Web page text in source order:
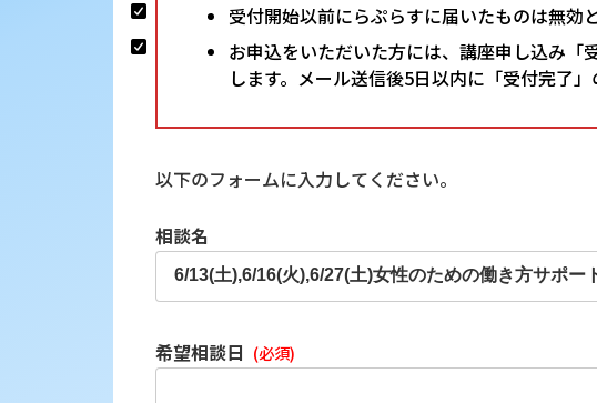
受付開始以前にらぷらすに届いたものは無効
お申込をいただいた方には、講座申し込み「
します。メール送信後5日以内に「受付完了
以下のフォームに入力してください。
相談名
希望相談日 (必須)